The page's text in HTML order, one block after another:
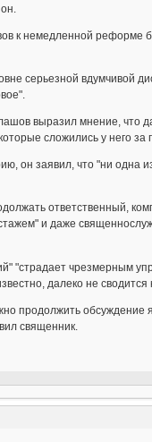
к немедленной реформе
серьезной вдумчивой
выразил мнение, что
сложились у него за
он заявил, что "ни одна
ответственный,
и даже
"страдает чрезмерным
далеко не
продолжить обсуждение
священник.